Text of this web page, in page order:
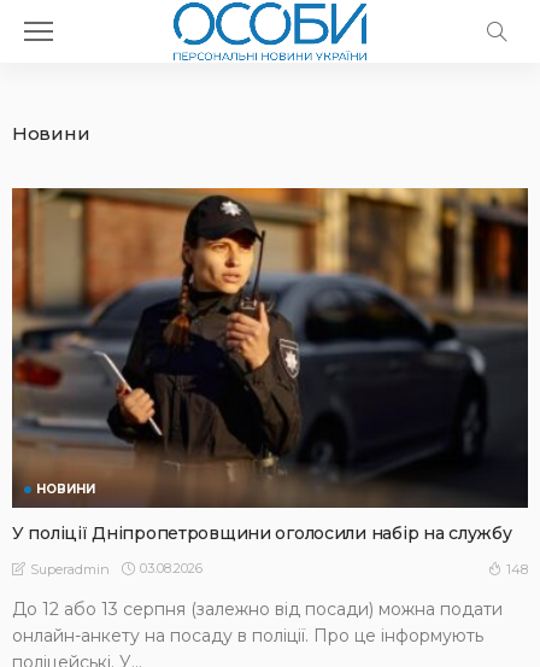
Новини
НОВИНИ
У поліції Дніпропетровщини оголосили набір на службу
Superadmin 03.08.2026 148
До 12 або 13 серпня (залежно від посади) можна подати
онлайн-анкету на посаду в поліції. Про це інформують
поліцейські. У...